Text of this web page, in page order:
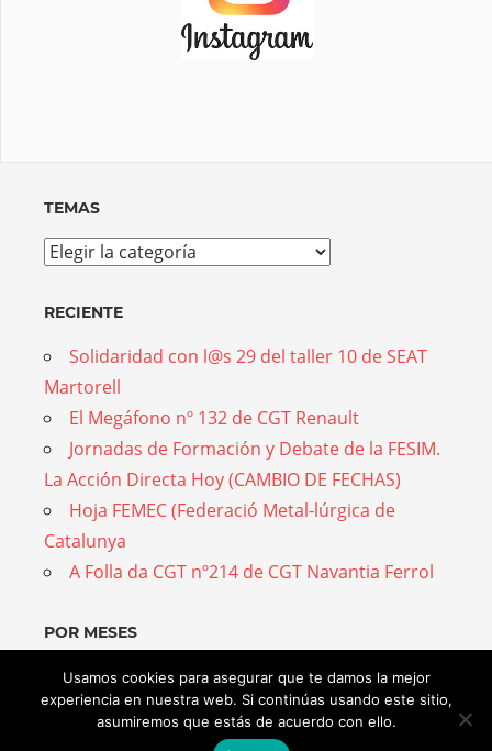
TEMAS
Temas
RECIENTE
Solidaridad con l@s 29 del taller 10 de SEAT
Martorell
El Megáfono nº 132 de CGT Renault
Jornadas de Formación y Debate de la FESIM.
La Acción Directa Hoy (CAMBIO DE FECHAS)
Hoja FEMEC (Federació Metal-lúrgica de
Catalunya
A Folla da CGT nº214 de CGT Navantia Ferrol
POR MESES
Por
meses
Usamos cookies para asegurar que te damos la mejor
experiencia en nuestra web. Si continúas usando este sitio,
asumiremos que estás de acuerdo con ello.